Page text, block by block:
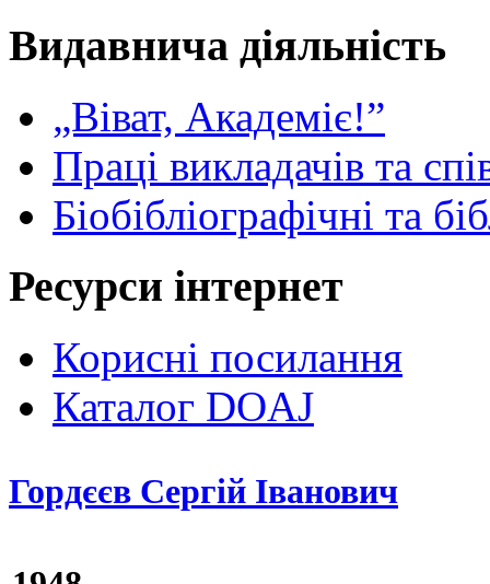
Видавнича діяльність
„Віват, Академіє!”
Праці викладачів та
Біобібліографічні та
Ресурси інтернет
Корисні посилання
Каталог DOAJ
Гордєєв Сергій Іванович